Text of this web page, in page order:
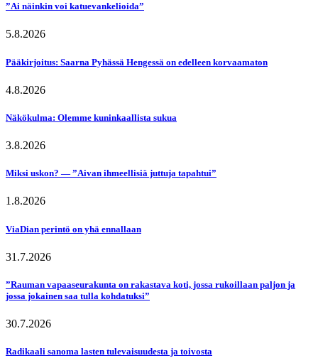
”Ai näinkin voi katuevankelioida”
5.8.2026
Pääkirjoitus: Saarna Pyhässä Hengessä on edelleen korvaamaton
4.8.2026
Näkökulma: Olemme kuninkaallista sukua
3.8.2026
Miksi uskon? — ”Aivan ihmeellisiä juttuja tapahtui”
1.8.2026
ViaDian perintö on yhä ennallaan
31.7.2026
”Rauman vapaaseurakunta on rakastava koti, jossa rukoillaan paljon ja
jossa jokainen saa tulla kohdatuksi”
30.7.2026
Radikaali sanoma lasten tulevaisuudesta ja toivosta